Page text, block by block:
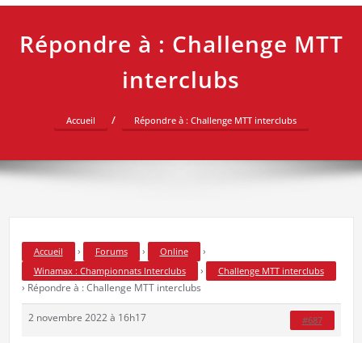
Répondre à : Challenge MTT
interclubs
Accueil Répondre à : Challenge MTT interclubs
Accueil › Forums › Online ›
Winamax : Championnats Interclubs › Challenge MTT interclubs
› Répondre à : Challenge MTT interclubs
2 novembre 2022 à 16h17 #687